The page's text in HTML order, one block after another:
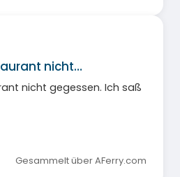
nicht…
nicht gegessen. Ich saß
Gesammelt über AFerry.com